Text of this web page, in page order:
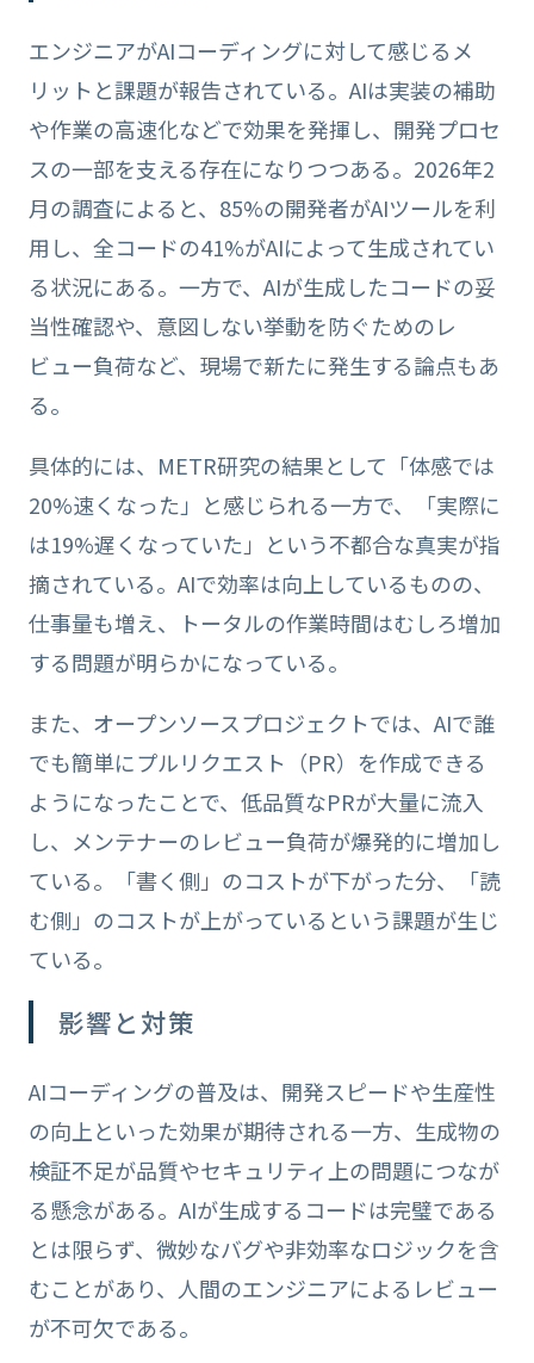
エンジニアがAIコーディングに対して感じるメ
リットと課題が報告されている。AIは実装の補助
や作業の高速化などで効果を発揮し、開発プロセ
スの一部を支える存在になりつつある。2026年2
月の調査によると、85%の開発者がAIツールを利
用し、全コードの41%がAIによって生成されてい
る状況にある。一方で、AIが生成したコードの妥
当性確認や、意図しない挙動を防ぐためのレ
ビュー負荷など、現場で新たに発生する論点もあ
る。
具体的には、METR研究の結果として「体感では
20%速くなった」と感じられる一方で、「実際に
は19%遅くなっていた」という不都合な真実が指
摘されている。AIで効率は向上しているものの、
仕事量も増え、トータルの作業時間はむしろ増加
する問題が明らかになっている。
また、オープンソースプロジェクトでは、AIで誰
でも簡単にプルリクエスト（PR）を作成できる
ようになったことで、低品質なPRが大量に流入
し、メンテナーのレビュー負荷が爆発的に増加し
ている。「書く側」のコストが下がった分、「読
む側」のコストが上がっているという課題が生じ
ている。
影響と対策
AIコーディングの普及は、開発スピードや生産性
の向上といった効果が期待される一方、生成物の
検証不足が品質やセキュリティ上の問題につなが
る懸念がある。AIが生成するコードは完璧である
とは限らず、微妙なバグや非効率なロジックを含
むことがあり、人間のエンジニアによるレビュー
が不可欠である。